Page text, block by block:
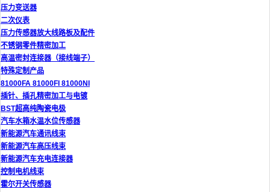
压力变送器
二次仪表
压力传感器放大线路板及配件
不锈钢零件精密加工
高温密封连接器（接线端子）
特殊定制产品
81000FA 81000FI 81000NI
插针、插孔精密加工与电镀
BST超高纯陶瓷电极
汽车水箱水温水位传感器
新能源汽车通讯线束
新能源汽车高压线束
新能源汽车充电连接器
控制电机线束
霍尔开关传感器